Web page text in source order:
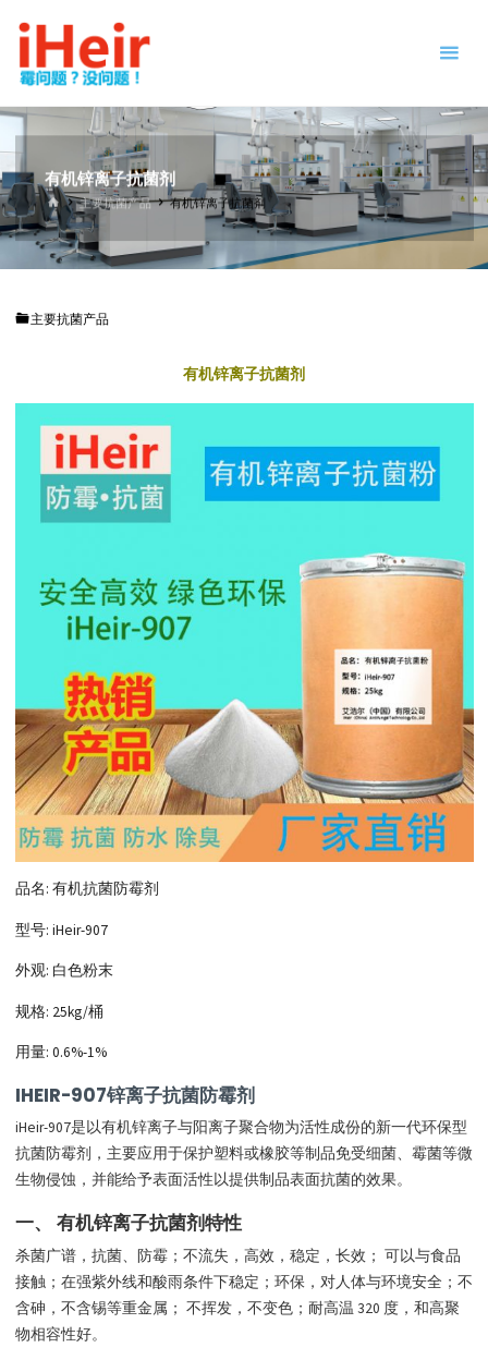
容。
抗
剂
|
燥
剂
防霉
有机锌离子抗菌剂
首
页
主要抗菌产品 有机锌离子抗菌剂
主要抗菌产品
有机锌离子抗菌剂
品名: 有机抗菌防霉剂
型号: iHeir-907
外观: 白色粉末
规格: 25kg/桶
用量: 0.6%-1%
IHEIR-907锌离子抗菌防霉剂
iHeir-907是以有机锌离子与阳离子聚合物为活性成份的新一代环保型
抗菌防霉剂，主要应用于保护塑料或橡胶等制品免受细菌、霉菌等微
生物侵蚀，并能给予表面活性以提供制品表面抗菌的效果。
一、 有机锌离子抗菌剂特性
杀菌广谱，抗菌、防霉；不流失，高效，稳定，长效； 可以与食品
接触；在强紫外线和酸雨条件下稳定；环保，对人体与环境安全；不
含砷，不含锡等重金属； 不挥发，不变色；耐高温 320 度，和高聚
物相容性好。